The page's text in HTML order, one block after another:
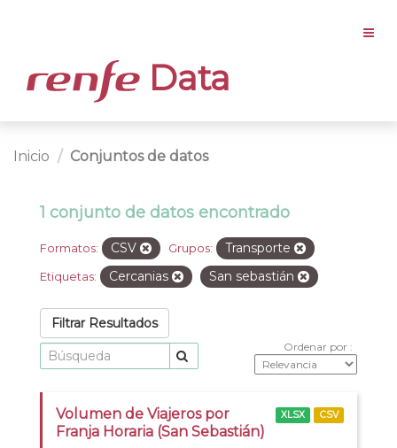
Data
Inicio Conjuntos de datos
1 conjunto de datos encontrado
Formatos: CSV Grupos: Transporte
Etiquetas: Cercanias San sebastián
Filtrar Resultados
Ordenar por
Volumen de Viajeros por
Franja Horaria (San Sebastián)
XLSX CSV